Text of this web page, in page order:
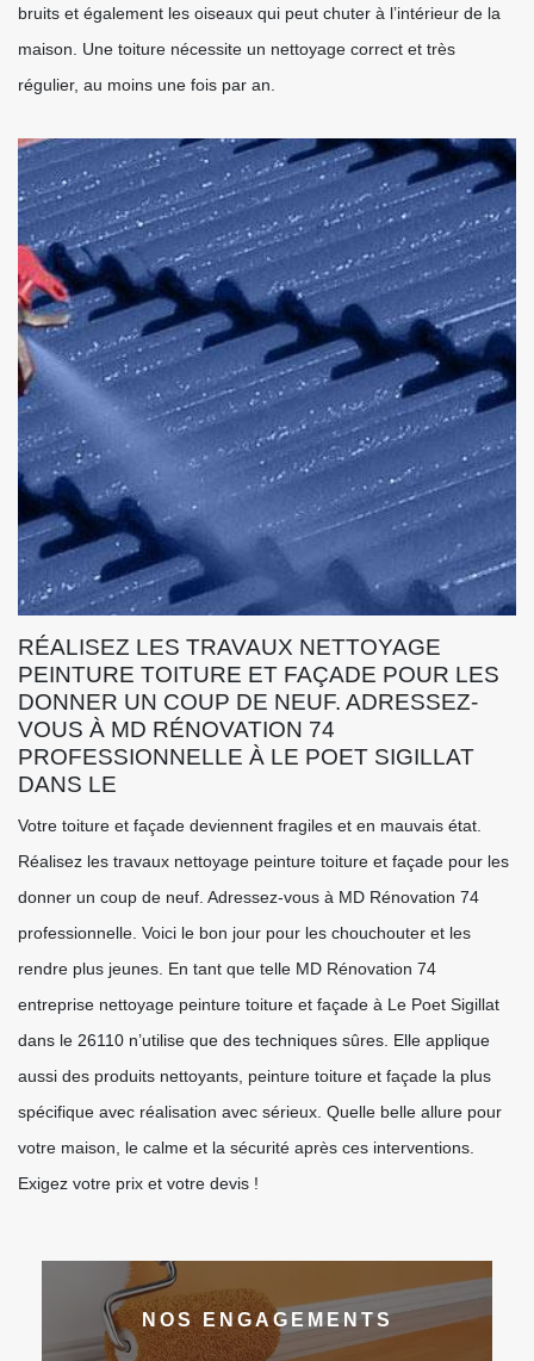
bruits et également les oiseaux qui peut chuter à l’intérieur de la
maison. Une toiture nécessite un nettoyage correct et très
régulier, au moins une fois par an.
RÉALISEZ LES TRAVAUX NETTOYAGE
PEINTURE TOITURE ET FAÇADE POUR LES
DONNER UN COUP DE NEUF. ADRESSEZ-
VOUS À MD RÉNOVATION 74
PROFESSIONNELLE À LE POET SIGILLAT
DANS LE
Votre toiture et façade deviennent fragiles et en mauvais état.
Réalisez les travaux nettoyage peinture toiture et façade pour les
donner un coup de neuf. Adressez-vous à MD Rénovation 74
professionnelle. Voici le bon jour pour les chouchouter et les
rendre plus jeunes. En tant que telle MD Rénovation 74
entreprise nettoyage peinture toiture et façade à Le Poet Sigillat
dans le 26110 n’utilise que des techniques sûres. Elle applique
aussi des produits nettoyants, peinture toiture et façade la plus
spécifique avec réalisation avec sérieux. Quelle belle allure pour
votre maison, le calme et la sécurité après ces interventions.
Exigez votre prix et votre devis !
NOS ENGAGEMENTS